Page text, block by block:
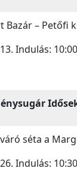
Bazár – Petőfi
Indulás:
séta a
Indulás: